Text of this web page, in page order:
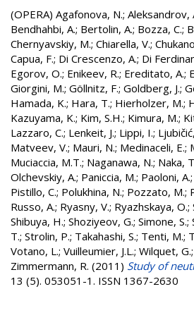
(OPERA) Agafonova, N.; Aleksandrov,
Bendhahbi, A.; Bertolin, A.; Bozza, C.;
Chernyavskiy, M.; Chiarella, V.;
Capua, F.; Di Crescenzo, A.; Di
Egorov, O.; Enikeev, R.; Ereditato, A.;
Giorgini, M.; Göllnitz, F.; Goldberg, J.;
Hamada, K.; Hara, T.; Hierholzer, M.;
Kazuyama, K.; Kim, S.H.; Kimura, M.;
Lazzaro, C.; Lenkeit, J.; Lippi, I.;
Matveev, V.; Mauri, N.; Medinaceli, E.;
Muciaccia, M.T.; Naganawa, N.; Naka,
Olchevskiy, A.; Paniccia, M.; Paoloni, A.;
Pistillo, C.; Polukhina, N.; Pozzato, M.;
Russo, A.; Ryasny, V.; Ryazhskaya, O.;
Shibuya, H.; Shoziyeov, G.; Simone, S.;
T.; Strolin, P.; Takahashi, S.; Tenti, M.;
Votano, L.; Vuilleumier, J.L.; Wilquet, G.;
Zimmermann, R. (2011) Study of
13 (5). 053051-1. ISSN 1367-2630